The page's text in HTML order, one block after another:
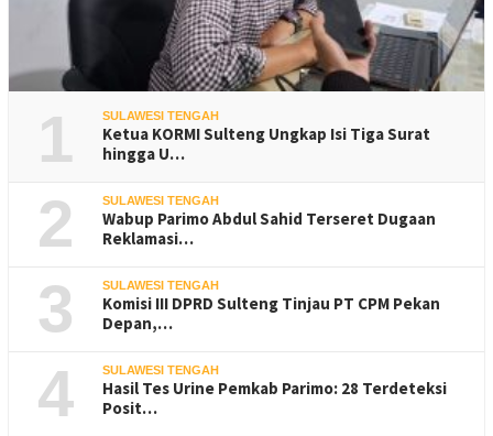
1 SULAWESI TENGAH
Ketua KORMI Sulteng Ungkap Isi Tiga Surat
hingga U…
2 SULAWESI TENGAH
Wabup Parimo Abdul Sahid Terseret Dugaan
Reklamasi…
3 SULAWESI TENGAH
Komisi III DPRD Sulteng Tinjau PT CPM Pekan
Depan,…
4 SULAWESI TENGAH
Hasil Tes Urine Pemkab Parimo: 28 Terdeteksi
Posit…